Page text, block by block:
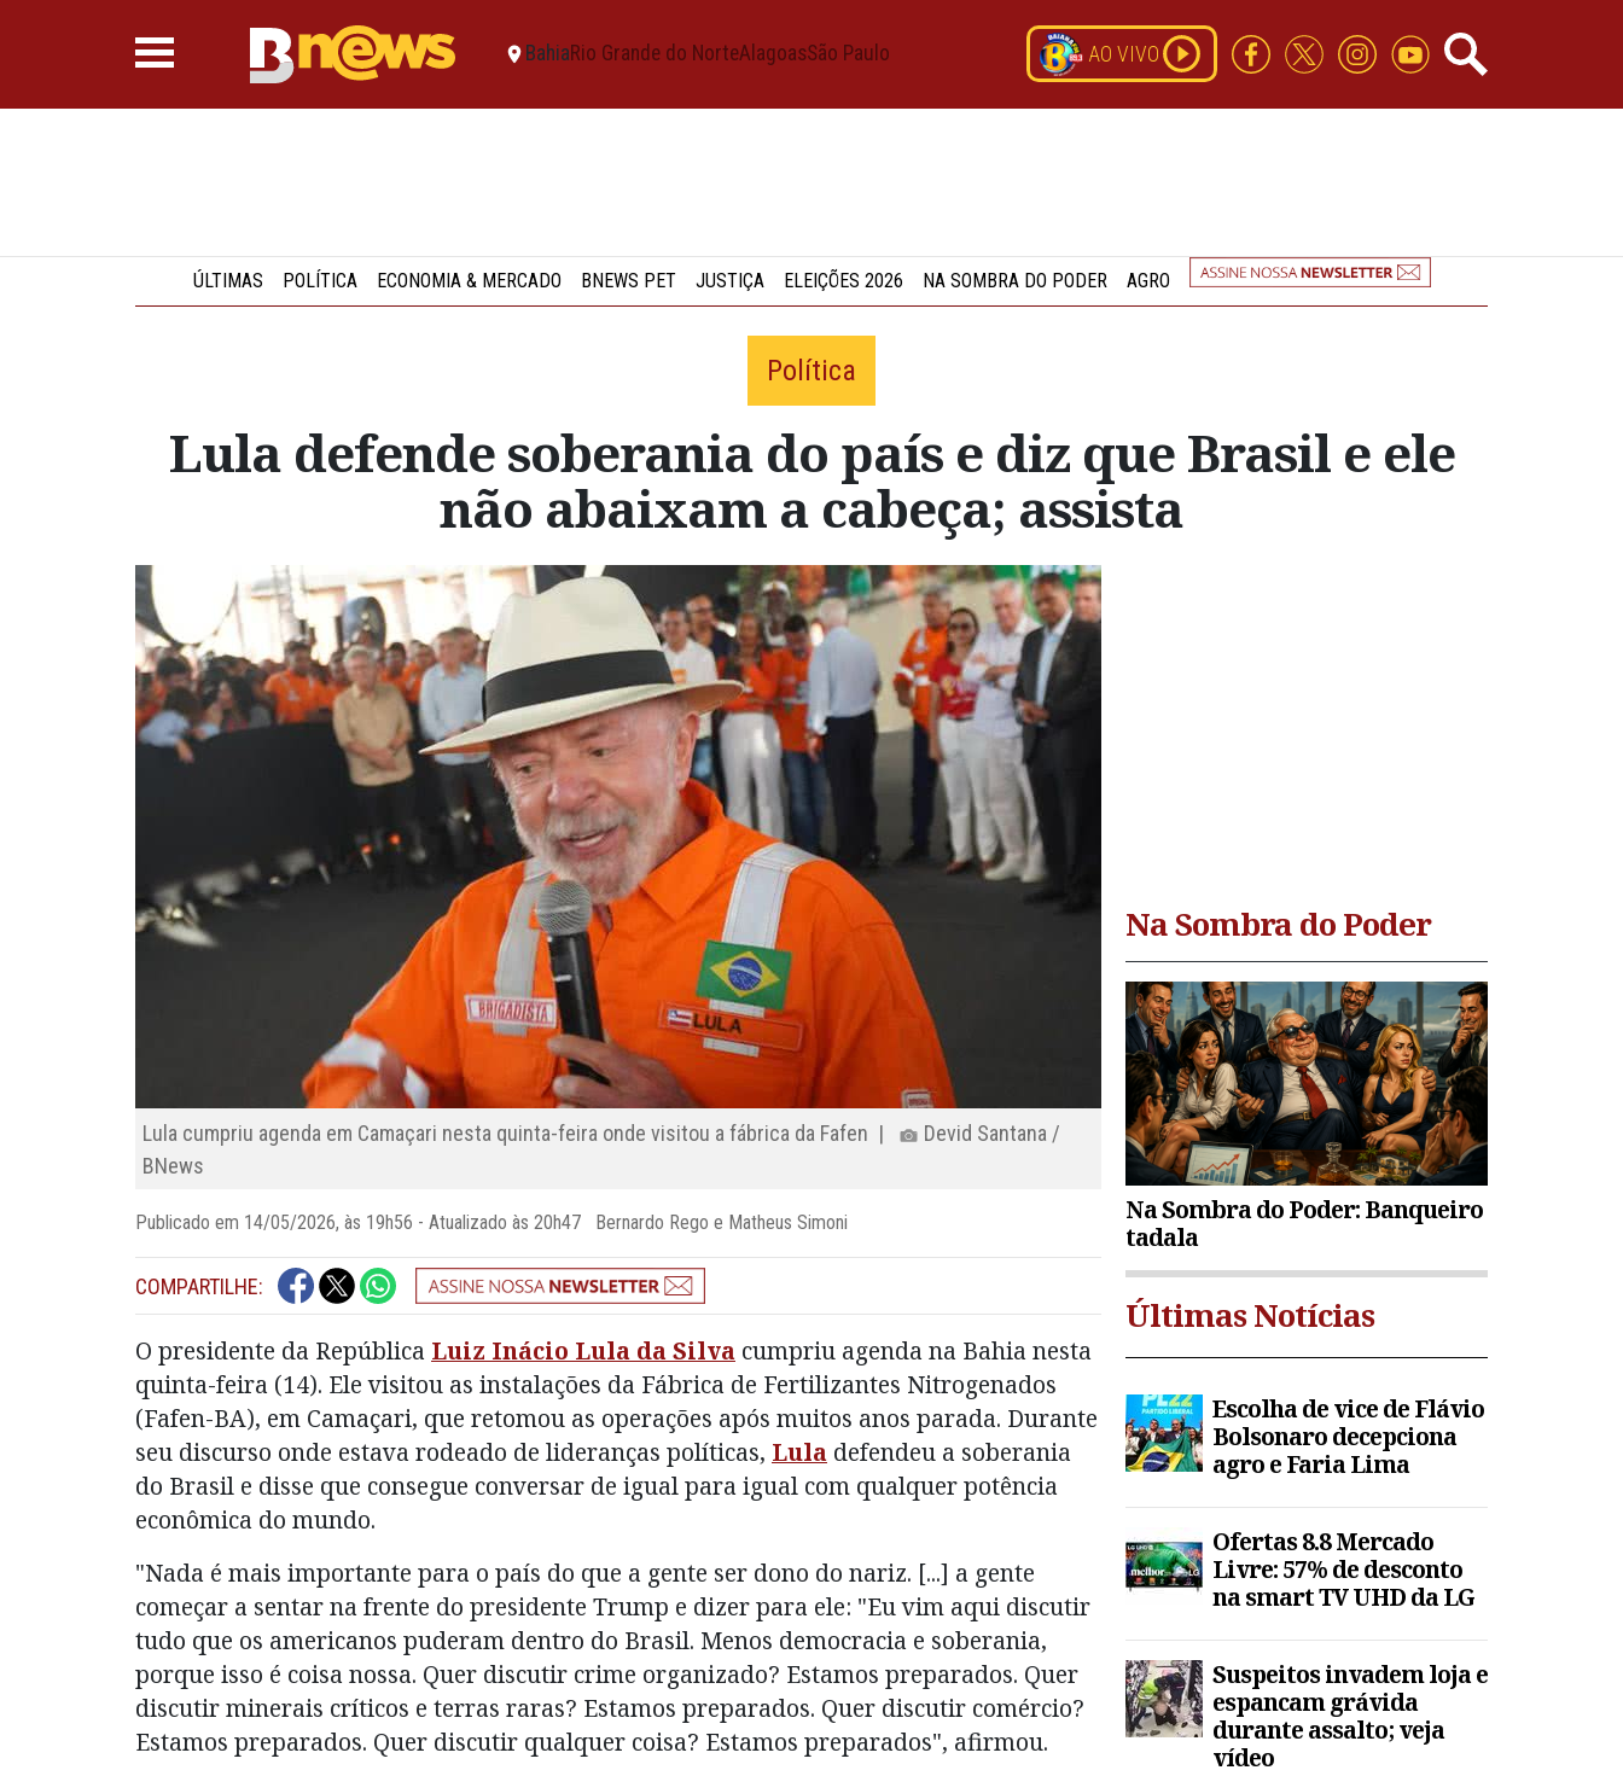
BahiaRio Grande do NorteAlagoasSão Paulo AO VIVO
ÚLTIMAS POLÍTICA ECONOMIA & MERCADO BNEWS PET JUSTIÇA ELEIÇÕES 2026 NA SOMBRA DO PODER AGRO
Política
Lula defende soberania do país e diz que Brasil e ele
não abaixam a cabeça; assista
Lula cumpriu agenda em Camaçari nesta quinta-feira onde visitou a fábrica da Fafen |
Devid Santana /
BNews
Publicado em 14/05/2026, às 19h56 - Atualizado às 20h47 Bernardo Rego e Matheus Simoni
COMPARTILHE:
O presidente da República Luiz Inácio Lula da Silva cumpriu agenda na Bahia nesta
quinta-feira (14). Ele visitou as instalações da Fábrica de Fertilizantes Nitrogenados
(Fafen-BA), em Camaçari, que retomou as operações após muitos anos parada. Durante
seu discurso onde estava rodeado de lideranças políticas, Lula defendeu a soberania
do Brasil e disse que consegue conversar de igual para igual com qualquer potência
econômica do mundo.
"Nada é mais importante para o país do que a gente ser dono do nariz. [...] a gente
começar a sentar na frente do presidente Trump e dizer para ele: "Eu vim aqui discutir
tudo que os americanos puderam dentro do Brasil. Menos democracia e soberania,
porque isso é coisa nossa. Quer discutir crime organizado? Estamos preparados. Quer
discutir minerais críticos e terras raras? Estamos preparados. Quer discutir comércio?
Estamos preparados. Quer discutir qualquer coisa? Estamos preparados", afirmou.
Na Sombra do Poder
Na Sombra do Poder: Banqueiro
tadala
Últimas Notícias
Escolha de vice de Flávio
Bolsonaro decepciona
agro e Faria Lima
Ofertas 8.8 Mercado
Livre: 57% de desconto
na smart TV UHD da LG
Suspeitos invadem loja e
espancam grávida
durante assalto; veja
vídeo